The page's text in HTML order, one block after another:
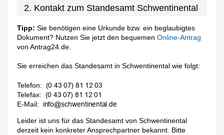
2. Kontakt zum Standesamt Schwentinental
Tipp: Sie benötigen eine Urkunde bzw. ein beglaubigtes
Dokument? Nutzen Sie jetzt den bequemenOnline-Antrag
von Antrag24.de.
Sie erreichen das Standesamt in Schwentinental wie folgt:
Telefon:
Telefax:
E-Mail:
Leider ist uns für das Standesamt von Schwentinental
derzeit kein konkreter Ansprechpartner bekannt. Bitte